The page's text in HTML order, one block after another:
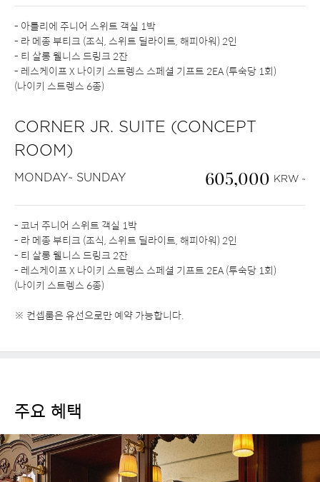
- 아틀리에 주니어 스위트 객실 1박
- 라 메종 부티크 (조식, 스위트 딜라이트, 해피아워) 2인
- 티 살롱 웰니스 드링크 2잔
- 레스케이프 X 나이키 스트렝스 스페셜 기프트 2EA (투숙당 1회)
(나이키 스트렝스 6종)
CORNER JR. SUITE (CONCEPT
ROOM)
MONDAY~ SUNDAY 605,000 KRW ~
- 코너 주니어 스위트 객실 1박
- 라 메종 부티크 (조식, 스위트 딜라이트, 해피아워) 2인
- 티 살롱 웰니스 드링크 2잔
- 레스케이프 X 나이키 스트렝스 스페셜 기프트 2EA (투숙당 1회)
(나이키 스트렝스 6종)
※ 컨셉룸은 유선으로만 예약 가능합니다.
주요 혜택